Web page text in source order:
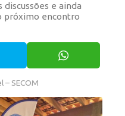
e ainda
próximo encontro
– SECOM